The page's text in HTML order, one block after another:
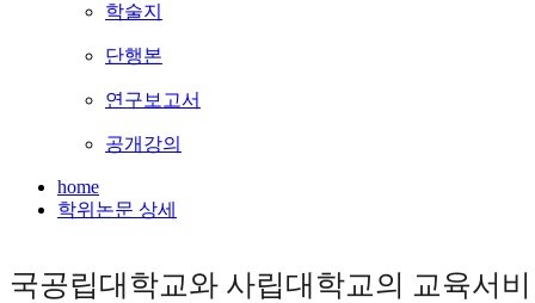
학술지
단행본
연구보고서
공개강의
home
학위논문 상세
국공립대학교와 사립대학교의 교육서비